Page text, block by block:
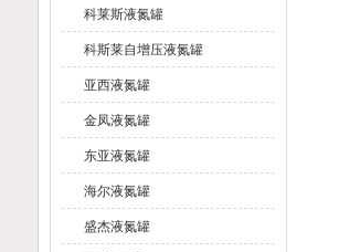
科莱斯液氮罐
科斯莱自增压液氮罐
亚西液氮罐
金凤液氮罐
东亚液氮罐
海尔液氮罐
盛杰液氮罐